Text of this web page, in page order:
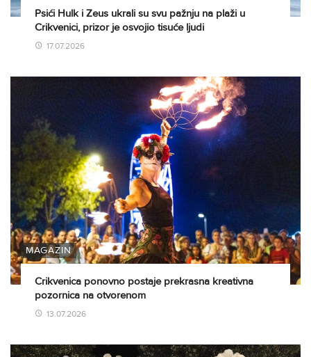
Psići Hulk i Zeus ukrali su svu pažnju na plaži u
Crikvenici, prizor je osvojio tisuće ljudi
17.07.2026
MAGAZIN
Crikvenica ponovno postaje prekrasna kreativna
pozornica na otvorenom
13.07.2026